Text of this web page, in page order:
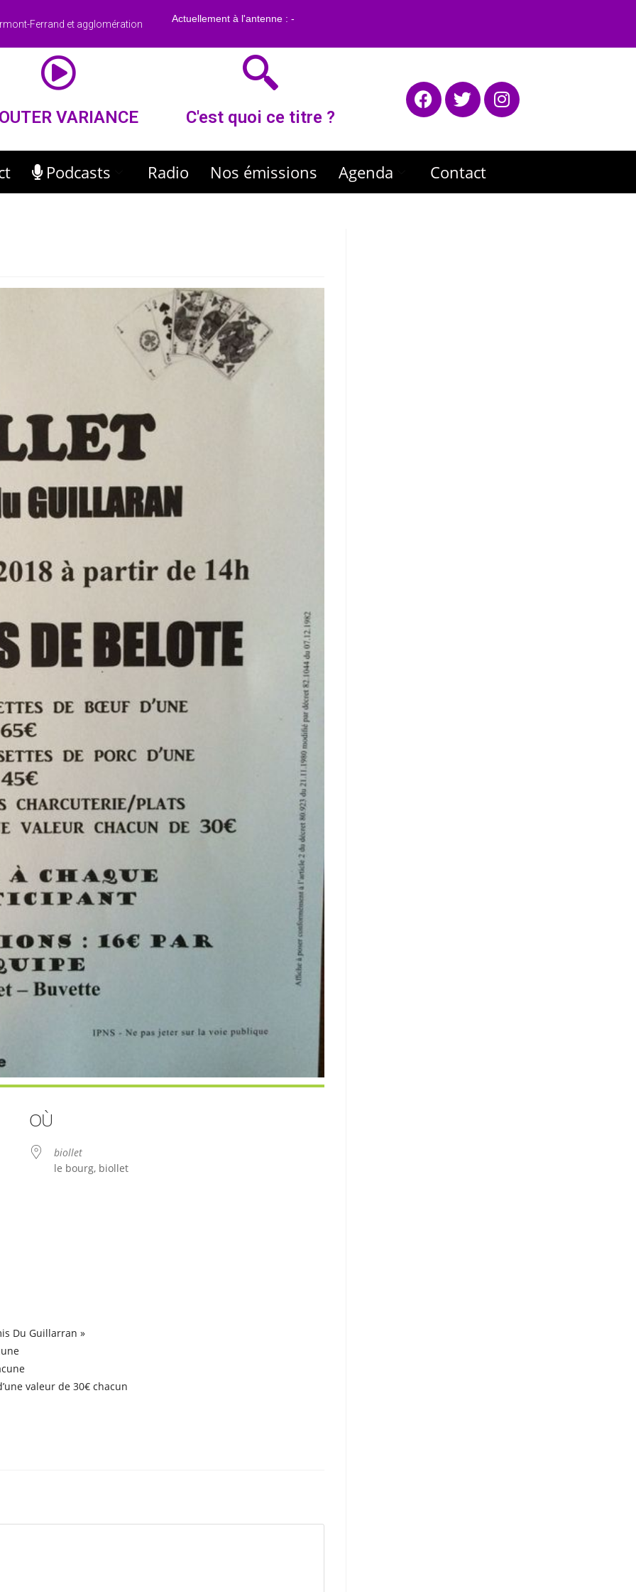
Ferrand et agglomération
VARIANCE C'est quoi ce titre ?
Podcasts Radio Nos émissions Agenda Contact
OÙ
biollet
le bourg, biollet
Du Guillarran »
valeur de 30€ chacun